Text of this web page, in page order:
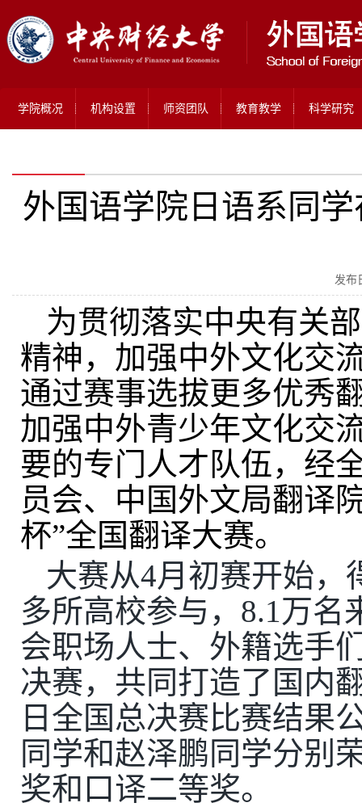
学院概况 机构设置 师资团队 教育教学 科学研究
外国语学院日语系同
发布
为贯彻落实中央有关
精神，加强中外文化交
通过赛事选拔更多优秀
加强中外青少年文化交
要的专门人才队伍，经
员会、中国外文局翻译
杯”全国翻译大赛。
大赛从4月初赛开始，
多所高校参与， 8.1万名
会职场人士、外籍选手
决赛，共同打造了国内
日全国总决赛比赛结果
同学和赵泽鹏同学分别
奖和口译二等奖。